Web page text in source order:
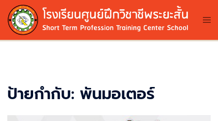
Skip
content
ป้ายกำกับ: พันมอเตอร์